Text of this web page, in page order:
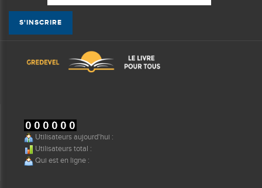
Utilisateurs aujourd'hui :
Utilisateurs total :
Qui est en ligne :